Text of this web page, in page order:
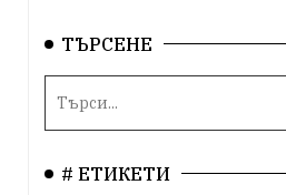
ТЪРСЕНЕ
# ЕТИКЕТИ